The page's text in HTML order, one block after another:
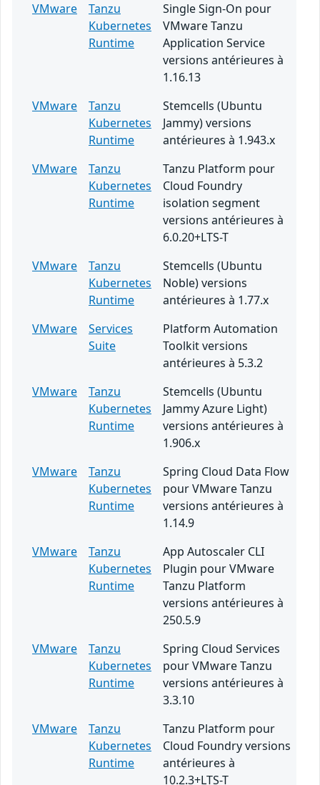
VMware
Tanzu
Kubernetes
Runtime
Single Sign-On pour
VMware Tanzu
Application Service
versions antérieures à
1.16.13
VMware
Tanzu
Kubernetes
Runtime
Stemcells (Ubuntu
Jammy) versions
antérieures à 1.943.x
VMware
Tanzu
Kubernetes
Runtime
Tanzu Platform pour
Cloud Foundry
isolation segment
versions antérieures à
6.0.20+LTS-T
VMware
Tanzu
Kubernetes
Runtime
Stemcells (Ubuntu
Noble) versions
antérieures à 1.77.x
VMware
Services
Suite
Platform Automation
Toolkit versions
antérieures à 5.3.2
VMware
Tanzu
Kubernetes
Runtime
Stemcells (Ubuntu
Jammy Azure Light)
versions antérieures à
1.906.x
VMware
Tanzu
Kubernetes
Runtime
Spring Cloud Data Flow
pour VMware Tanzu
versions antérieures à
1.14.9
VMware
Tanzu
Kubernetes
Runtime
App Autoscaler CLI
Plugin pour VMware
Tanzu Platform
versions antérieures à
250.5.9
VMware
Tanzu
Kubernetes
Runtime
Spring Cloud Services
pour VMware Tanzu
versions antérieures à
3.3.10
VMware
Tanzu
Kubernetes
Runtime
Tanzu Platform pour
Cloud Foundry versions
antérieures à
10.2.3+LTS-T